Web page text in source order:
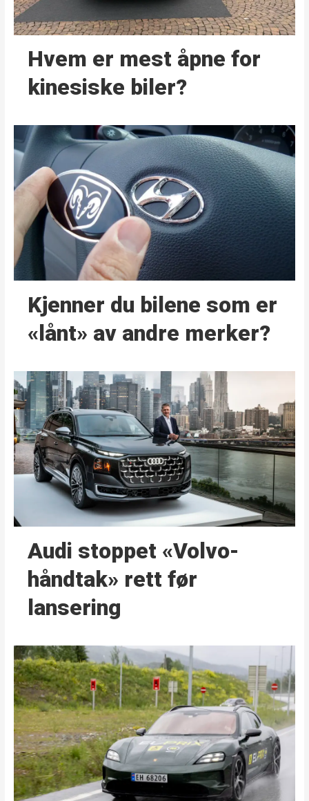
Hvem er mest åpne for
kinesiske biler?
Kjenner du bilene som er
«lånt» av andre merker?
Audi stoppet «Volvo-
håndtak» rett før
lansering